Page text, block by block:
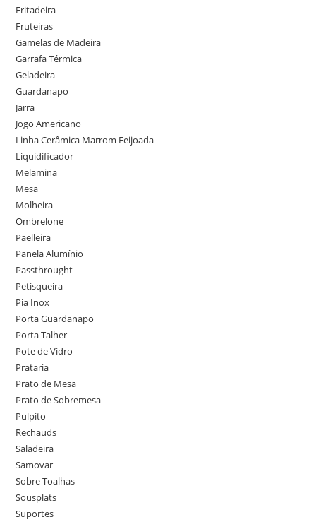
Fritadeira
Fruteiras
Gamelas de Madeira
Garrafa Térmica
Geladeira
Guardanapo
Jarra
Jogo Americano
Linha Cerâmica Marrom Feijoada
Liquidificador
Melamina
Mesa
Molheira
Ombrelone
Paelleira
Panela Alumínio
Passthrought
Petisqueira
Pia Inox
Porta Guardanapo
Porta Talher
Pote de Vidro
Prataria
Prato de Mesa
Prato de Sobremesa
Pulpito
Rechauds
Saladeira
Samovar
Sobre Toalhas
Sousplats
Suportes